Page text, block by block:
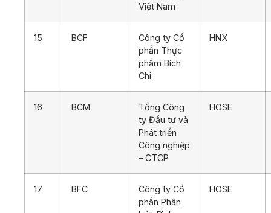
Việt Nam
15 BCF
Công ty Cổ
phần Thực
phẩm Bích
Chi
HNX
16 BCM
Tổng Công
ty Đầu tư và
Phát triển
Công nghiệp
– CTCP
HOSE
17 BFC
Công ty Cổ
phần Phân
HOSE